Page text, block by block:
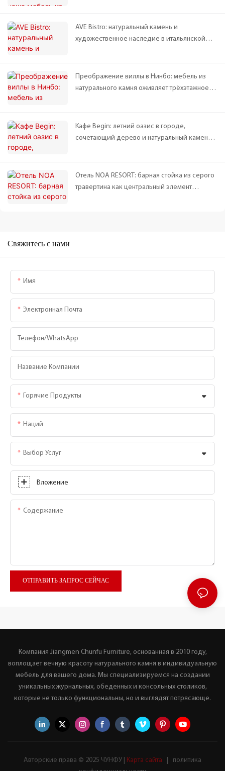
AVE Bistro: натуральный камень и
художественное наследие в итальянской
Преображение виллы в Нинбо: мебель из
натурального камня оживляет трёхэтажное
на Чэня
Кафе Begin: летний оазис в городе,
сочетающий дерево и натуральный камень |
Отель NOA RESORT: барная стойка из серого
травертина как центральный элемент
Свяжитесь с нами
Имя
Электронная Почта
Телефон/WhatsApp
Название Компании
Горячие Продукты
Наций
Выбор Услуг
Вложение
Содержание
ОТПРАВИТЬ ЗАПРОС СЕЙЧАС
Компания Jiangmen Chunfu Furniture, основанная в 2010 году,
воплощает вечную красоту натурального камня в индивидуальную
мебель для вашего дома. Мы специализируемся на создании
уникальных журнальных, обеденных и консольных столиков,
которые не только функциональны, но и выглядят потрясающе.
Авторские права © 2025 ЧУНФУ | Карта сайта
политика